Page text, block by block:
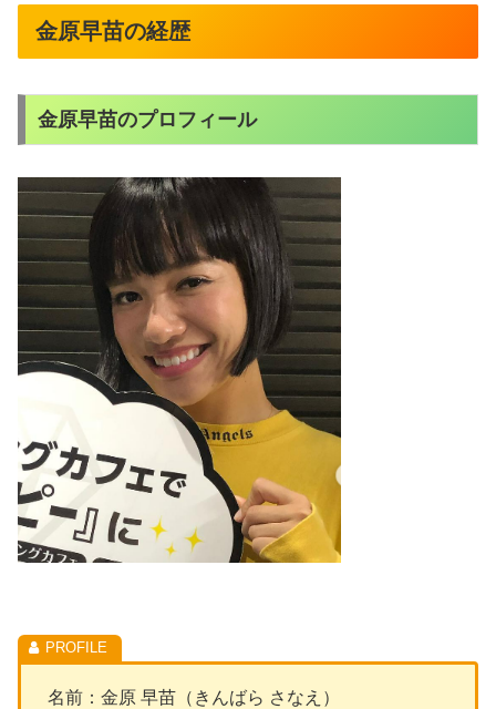
金原早苗の経歴
金原早苗のプロフィール
名前：金原 早苗（きんばら さなえ）